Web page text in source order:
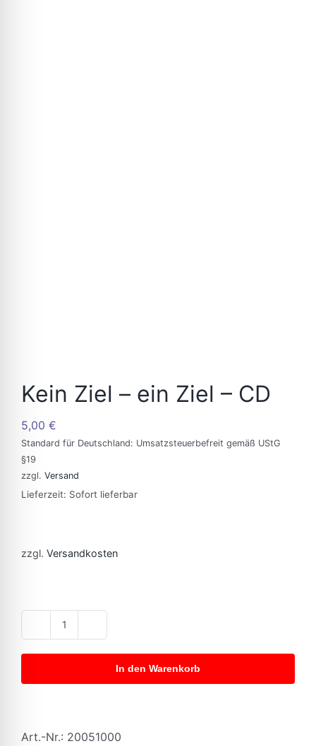
Kein Ziel – ein Ziel – CD
5,00 €
Standard für Deutschland: Umsatzsteuerbefreit gemäß UStG
§19
zzgl. Versand
Lieferzeit: Sofort lieferbar
zzgl. Versandkosten
Ziel
-
In den Warenkorb
Art.-Nr.: 20051000